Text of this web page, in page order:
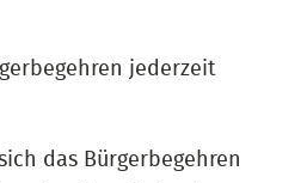
jederzeit
das Bürgerbegehren